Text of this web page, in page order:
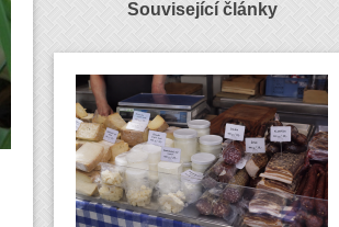
Související články